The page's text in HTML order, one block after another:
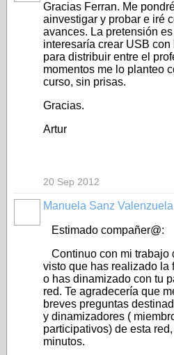
Gracias Ferran. Me
ainvestigar y probar e iré
avances. La pretensión
interesaría crear USB
para distribuir entre el
momentos me lo planteo
curso, sin prisas.
Gracias.
Artur
20 Sep 2012
Manuela Sanz Valenzuela
Estimado compañer@:
Continuo con mi trabajo
visto que has realizado la
o has dinamizado con tu
red. Te agradecería que
breves preguntas
y dinamizadores (
participativos) de esta
minutos.